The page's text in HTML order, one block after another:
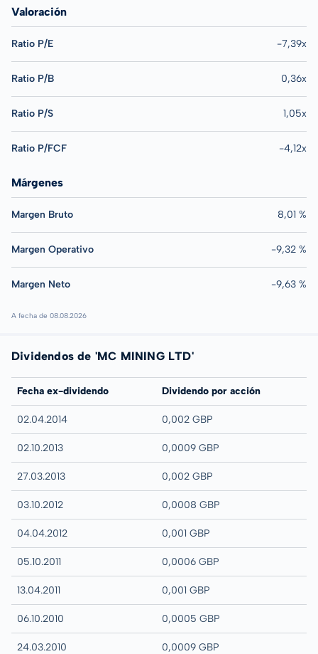
Valoración
Ratio P/E -7,39x
Ratio P/B 0,36x
Ratio P/S 1,05x
Ratio P/FCF -4,12x
Márgenes
Margen Bruto 8,01 %
Margen Operativo -9,32 %
Margen Neto -9,63 %
A fecha de 08.08.2026
Dividendos de 'MC MINING LTD'
Fecha ex-dividendo Dividendo por acción
02.04.2014 0,002 GBP
02.10.2013 0,0009 GBP
27.03.2013 0,002 GBP
03.10.2012 0,0008 GBP
04.04.2012 0,001 GBP
05.10.2011 0,0006 GBP
13.04.2011 0,001 GBP
06.10.2010 0,0005 GBP
24.03.2010 0,0009 GBP